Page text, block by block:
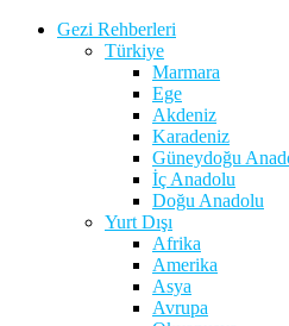
Gezi Rehberleri
Türkiye
Marmara
Ege
Akdeniz
Karadeniz
Güneydoğu
İç Anadolu
Doğu Anadolu
Yurt Dışı
Afrika
Amerika
Asya
Avrupa